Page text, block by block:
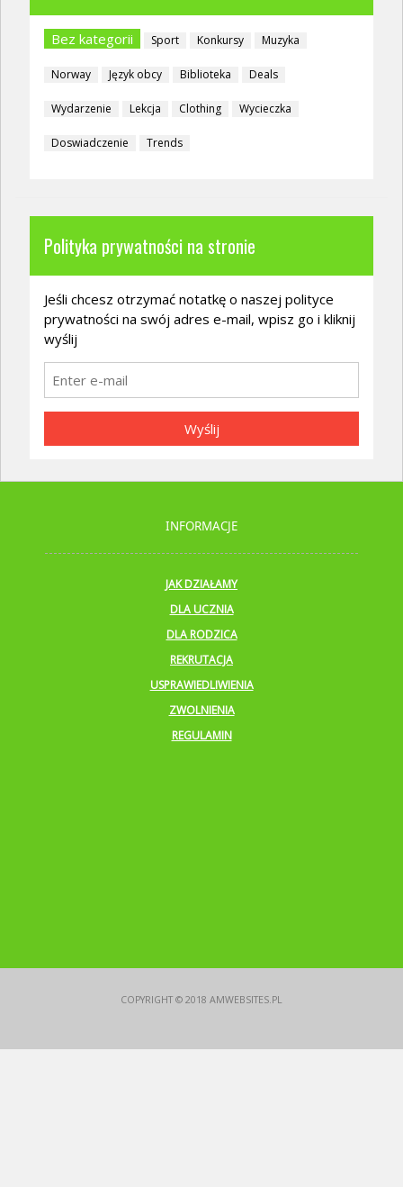
Bez kategorii Sport Konkursy Muzyka
Norway Język obcy Biblioteka Deals
Wydarzenie Lekcja Clothing Wycieczka
Doswiadczenie Trends
Polityka prywatności na stronie
Jeśli chcesz otrzymać notatkę o naszej polityce
prywatności na swój adres e-mail, wpisz go i kliknij
wyślij
Wyślij
INFORMACJE
JAK DZIAŁAMY
DLA UCZNIA
DLA RODZICA
REKRUTACJA
USPRAWIEDLIWIENIA
ZWOLNIENIA
REGULAMIN
COPYRIGHT © 2018 AMWEBSITES.PL